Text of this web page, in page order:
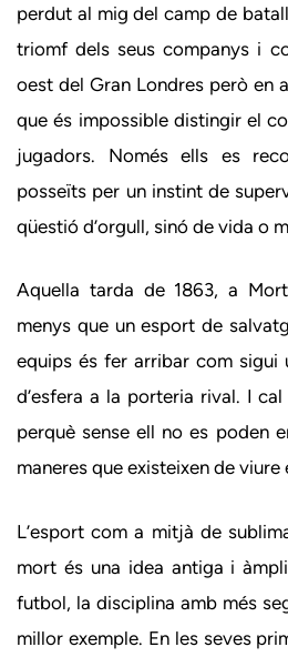
perdut al mig del camp de
triomf dels seus companys i
oest del Gran Londres però en
que és impossible distingir el
jugadors. Només ells es
posseïts per un instint de
qüestió d’orgull, sinó de vida o
Aquella tarda de 1863, a
menys que un esport de
equips és fer arribar com sigui
d’esfera a la porteria rival. I
perquè sense ell no es poden
maneres que existeixen de viure
L’esport com a mitjà de
mort és una idea antiga i
futbol, la disciplina amb més
millor exemple. En les seves